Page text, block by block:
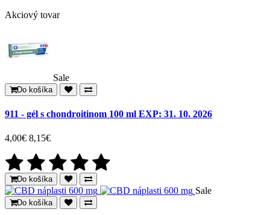
Akciový tovar
Sale
Do košíka
911 - gél s chondroitinom 100 ml EXP: 31. 10. 2026
4,00€ 8,15€
Do košíka
Sale
Do košíka